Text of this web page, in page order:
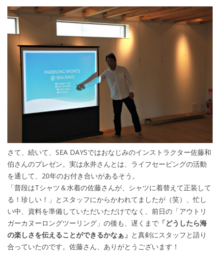
さて、続いて、SEA DAYSではおなじみのインストラクター佐藤和
伯さんのプレゼン。実は永井さんとは、ライフセービングの活動
を通して、20年のお付き合いがあるそう。
「普段はTシャツ＆水着の佐藤さんが、シャツに着替えて正装して
る！珍しい！」とスタッフにからかわれてましたが（笑）、忙し
い中、資料を準備していただいただけでなく、前日の「アウトリ
ガーカヌーロングツーリング」の後も、遅くまで 「どうしたら海
の楽しさを伝えることができるかなぁ」 と真剣にスタッフと語り
合っていたのです。佐藤さん、ありがとうございます！